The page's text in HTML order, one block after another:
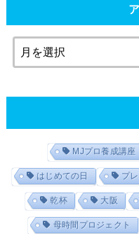
MJプロ養成講座
はじめての日 プ
乾杯 大阪
母時間プロジェクト